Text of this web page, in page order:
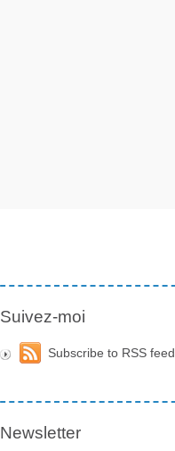
Suivez-moi
Subscribe to RSS feed
Newsletter